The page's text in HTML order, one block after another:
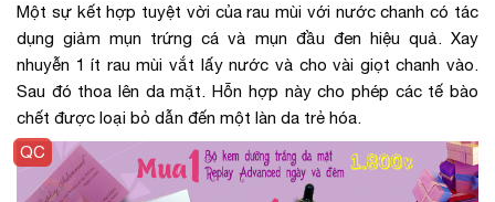
Một sự kết hợp tuyệt vời của rau mùi với nước chanh có tác
dụng giảm mụn trứng cá và mụn đầu đen hiệu quả. Xay
nhuyễn 1 ít rau mùi vắt lấy nước và cho vài giọt chanh vào.
Sau đó thoa lên da mặt. Hỗn hợp này cho phép các tế bào
chết được loại bỏ dẫn đến một làn da trẻ hóa.